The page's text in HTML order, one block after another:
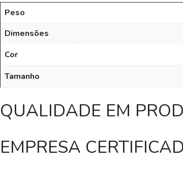
Peso
Dimensões
Cor
Tamanho
QUALIDADE EM
EMPRESA